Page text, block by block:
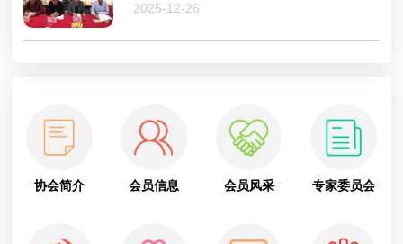
2025-12-26
协会简介 会员信息 会员风采 专家委员会